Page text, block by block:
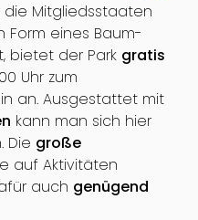
die Mitgliedsstaaten
Form eines Baum-
bietet der Park gratis
Uhr zum
an. Ausgestattet mit
kann man sich hier
Die große
auf Aktivitäten
auch genügend